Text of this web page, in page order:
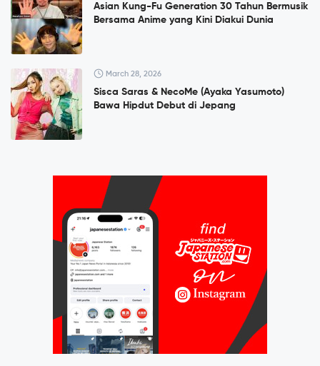
Asian Kung-Fu Generation 30 Tahun Bermusik
Bersama Anime yang Kini Diakui Dunia
March 28, 2026
Sisca Saras & NecoMe (Ayaka Yasumoto)
Bawa Hipdut Debut di Jepang